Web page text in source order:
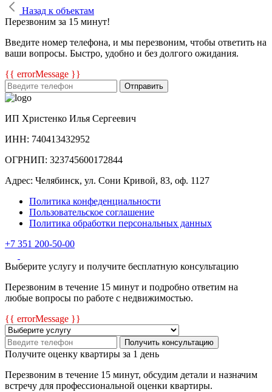
Назад к объектам
Перезвоним за 15 минут!
Введите номер телефона, и мы перезвоним, чтобы ответить на
ваши вопросы. Быстро, удобно и без долгого ожидания.
{{ errorMessage }}
Отправить
ИП Христенко Илья Сергеевич
ИНН: 740413432952
ОГРНИП: 323745600172844
Адрес: Челябинск, ул. Сони Кривой, 83, оф. 1127
Политика конфеденциальности
Пользовательское соглашение
Политика обработки персональных данных
+7 351 200-50-00
Выберите услугу и получите бесплатную консультацию
Перезвоним в течение 15 минут и подробно ответим на
любые вопросы по работе с недвижимостью.
{{ errorMessage }}
Получить консультацию
Получите оценку квартиры за 1 день
Перезвоним в течение 15 минут, обсудим детали и назначим
встречу для профессиональной оценки квартиры.